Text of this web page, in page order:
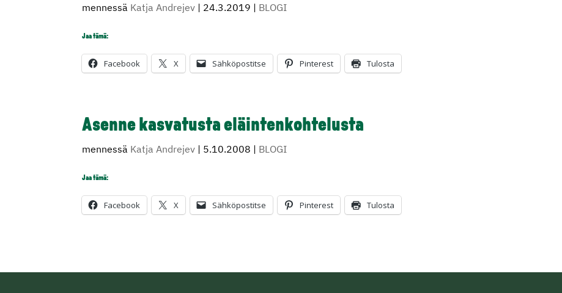
mennessä Katja Andrejev | 24.3.2019 | BLOGI
Jaa tämä:
Facebook X Sähköpostitse Pinterest Tulosta
Asenne kasvatusta eläintenkohtelusta
mennessä Katja Andrejev | 5.10.2008 | BLOGI
Jaa tämä:
Facebook X Sähköpostitse Pinterest Tulosta